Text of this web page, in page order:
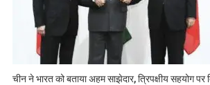
चीन ने भारत को बताया अहम साझेदार, त्रिपक्षीय सहयोग पर